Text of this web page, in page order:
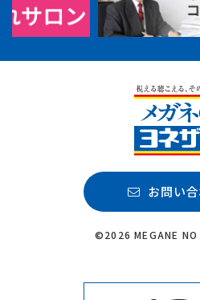
お問い
©2026 MEGANE NO